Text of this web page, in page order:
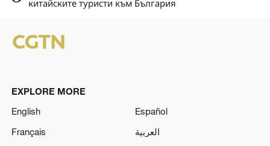
китайските туристи към България
EXPLORE MORE
English
Español
Français
العربية